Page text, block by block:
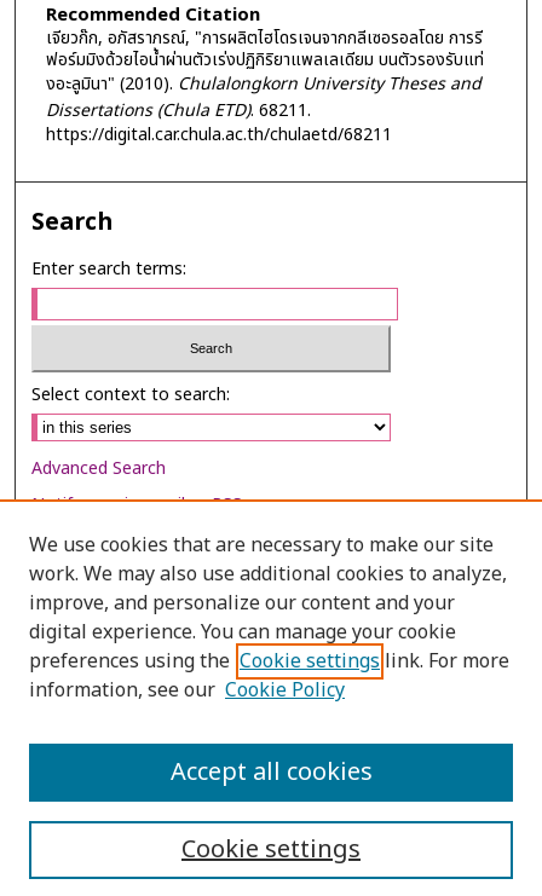
Recommended Citation
เจียวก๊ก, อภัสราภรณ์, "การผลิตไฮโดรเจนจากกลีเซอรอลโดย การรี
ฟอร์มมิงด้วยไอน้ำผ่านตัวเร่งปฏิกิริยาแพลเลเดียม บนตัวรองรับแท่
งอะลูมินา" (2010). Chulalongkorn University Theses and
Dissertations (Chula ETD). 68211.
https://digital.car.chula.ac.th/chulaetd/68211
Search
Enter search terms:
Select context to search:
Advanced Search
Notify me via email orRSS
Browse
Collections
Disciplines
Authors
We use cookies that are necessary to make our site
work. We may also use additional cookies to analyze,
improve, and personalize our content and your
digital experience. You can manage your cookie
preferences using the Cookie settings link. For more
information, see our Cookie Policy
Cookie settings
Accept all cookies